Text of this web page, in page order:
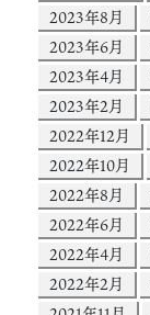
2023年8月
2023年6月
2023年4月
2023年2月
2022年12月
2022年10月
2022年8月
2022年6月
2022年4月
2022年2月